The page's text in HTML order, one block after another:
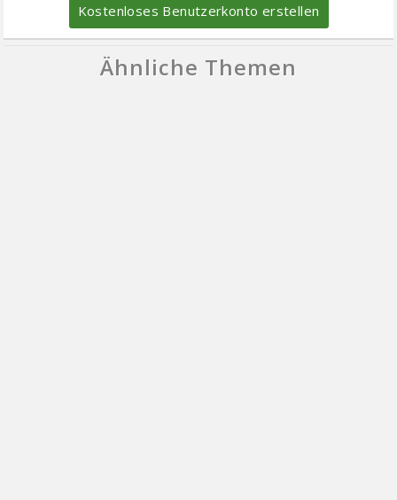
Kostenloses Benutzerkonto erstellen
Ähnliche Themen